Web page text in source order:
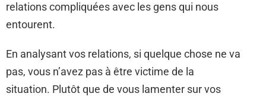
relations compliquées avec les gens qui nous
entourent.
En analysant vos relations, si quelque chose ne va
pas, vous n’avez pas à être victime de la
situation. Plutôt que de vous lamenter sur vos